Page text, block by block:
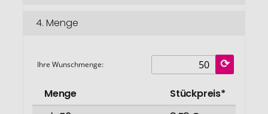
4. Menge
Ihre Wunschmenge:
Menge
Stückpreis*